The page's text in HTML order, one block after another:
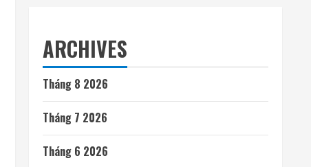
ARCHIVES
Tháng 8 2026
Tháng 7 2026
Tháng 6 2026